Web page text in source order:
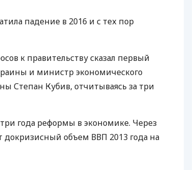
КЕШБЭКА
БАНКОВСКИМ КАРТАМ
падение в 2016 и с тех пор
к правительству сказал первый
и министр экономического
Степан Кубив, отчитываясь за три
года реформы в экономике. Через
докризисный объем ВВП 2013 года на